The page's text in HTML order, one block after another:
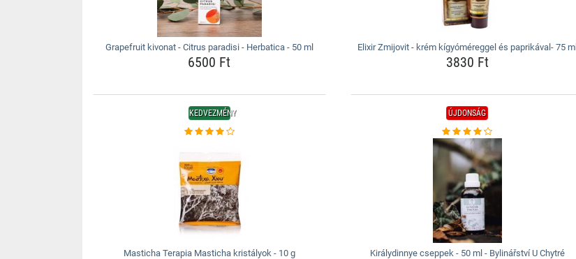
Grapefruit kivonat - Citrus paradisi - Herbatica - 50 ml
6500 Ft
Elixir Zmijovit - krém kígyóméreggel és paprikával- 75 ml
3830 Ft
KEDVEZMÉNY
Masticha Terapia Masticha kristályok - 10 g
ÚJDONSÁG
Királydinnye cseppek - 50 ml - Bylinářství U Chytré